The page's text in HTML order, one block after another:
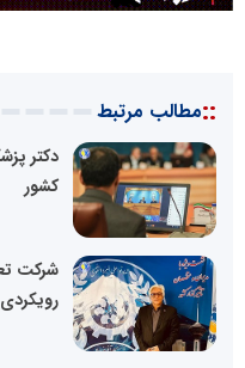
::مطالب مرتبط
دکتر
کشور
شرکت